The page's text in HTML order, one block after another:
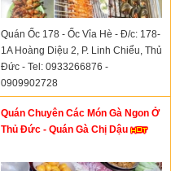
Quán Ốc 178 - Ốc Vỉa Hè - Đ/c: 178-
1A Hoàng Diệu 2, P. Linh Chiểu, Thủ
Đức - Tel: 0933266876 -
0909902728
Quán Chuyên Các Món Gà Ngon Ở
Thủ Đức - Quán Gà Chị Dậu